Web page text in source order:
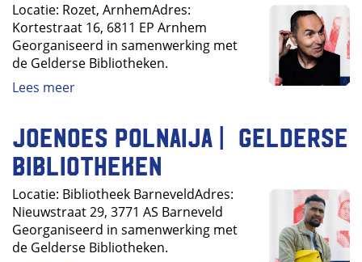
Locatie: Rozet, ArnhemAdres:
Kortestraat 16, 6811 EP Arnhem
Georganiseerd in samenwerking met
de Gelderse Bibliotheken.
Lees meer
Joenoes Polnaija | Gelderse
Bibliotheken
Locatie: Bibliotheek BarneveldAdres:
Nieuwstraat 29, 3771 AS Barneveld
Georganiseerd in samenwerking met
de Gelderse Bibliotheken.